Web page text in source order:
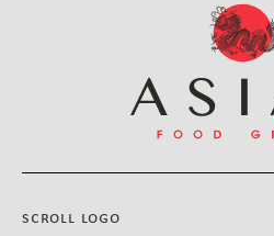
scroll logo